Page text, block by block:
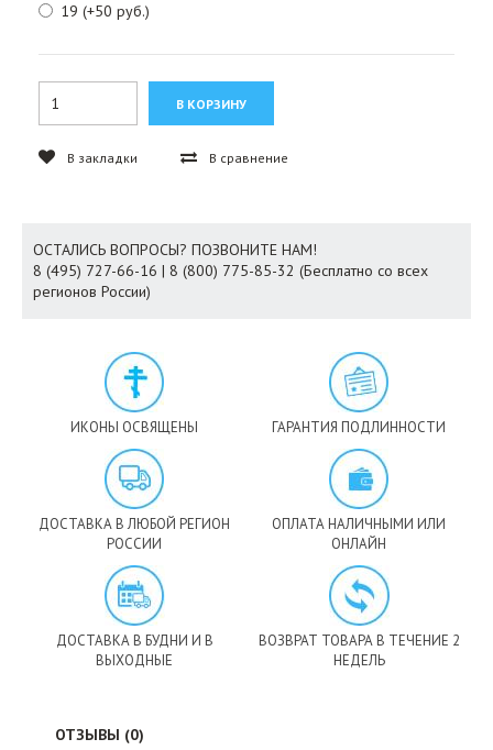
19 (+50 руб.)
В закладки В сравнение
ОСТАЛИСЬ ВОПРОСЫ? ПОЗВОНИТЕ НАМ!
8 (495) 727-66-16 | 8 (800) 775-85-32 (Бесплатно со всех
регионов России)
ИКОНЫ ОСВЯЩЕНЫ ГАРАНТИЯ ПОДЛИННОСТИ
ДОСТАВКА В ЛЮБОЙ РЕГИОН
РОССИИ
ОПЛАТА НАЛИЧНЫМИ ИЛИ
ОНЛАЙН
ДОСТАВКА В БУДНИ И В
ВЫХОДНЫЕ
ВОЗВРАТ ТОВАРА В ТЕЧЕНИЕ 2
НЕДЕЛЬ
ОТЗЫВЫ (0)